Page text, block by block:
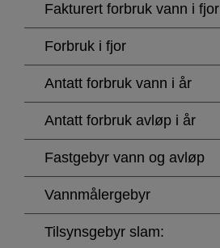
Fakturert forbruk vann i fjor
Forbruk i fjor
Antatt forbruk vann i år
Antatt forbruk avløp i år
Fastgebyr vann og avløp
Vannmålergebyr
Tilsynsgebyr slam: